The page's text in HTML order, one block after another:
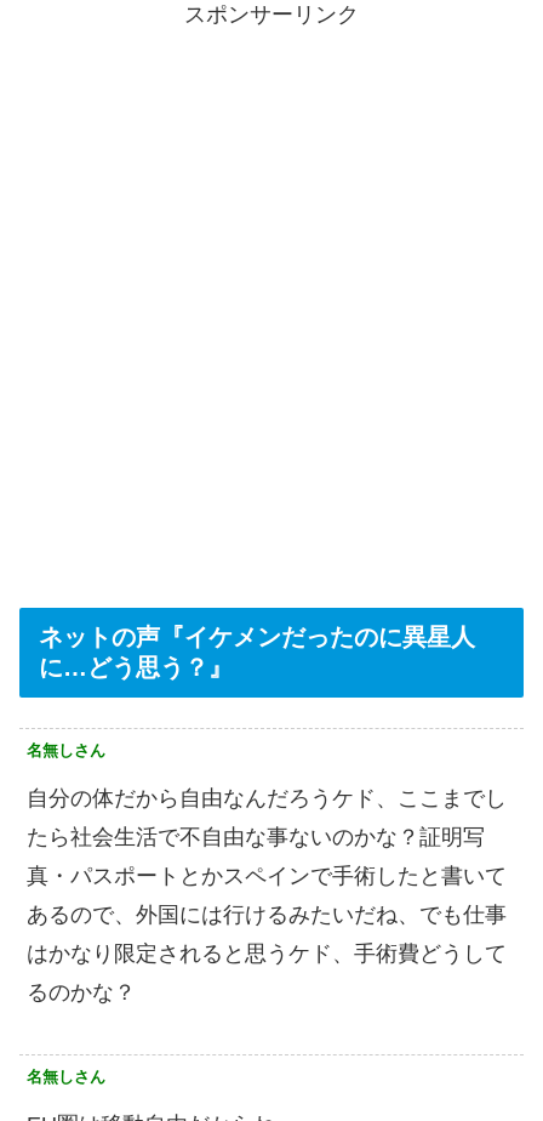
スポンサーリンク
ネットの声『イケメンだったのに異星人
に…どう思う？』
名無しさん
自分の体だから自由なんだろうケド、ここまでし
たら社会生活で不自由な事ないのかな？証明写
真・パスポートとかスペインで手術したと書いて
あるので、外国には行けるみたいだね、でも仕事
はかなり限定されると思うケド、手術費どうして
るのかな？
名無しさん